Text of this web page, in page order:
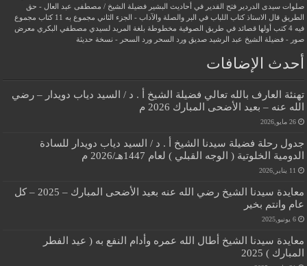
صلوات سيدى الدردير فتح القدير في أحاديث البشير فضيلة الشيخ / مصطفى عبد العال - حق
الطريق
قال الاستاذ كتاب اللباب في البر والصلة والآداب - الجزء الثاني مجموع به 11 كتاب
مجموع
فيه 4 كتب أولها قصائد في طريق الصوفية
مخطوطة بلغة المريد لسيدي مصطفي البكري معرض
صور - فضيلة الشيخ عبد الرشيد صديق
ورد السحر ورد السحر - نسخة حديثة
أحدث الإضافات
تهنئة العارف بالله تعالي فضيلة الشيخ أ . د / السيد دياب دويدار – رضي
الله عنه – بعيد الأضحى المبارك 2026 م
26 مايو,2026
جدول رحلة فضيلة سيدنا الشيخ أ . د / السيد دياب دويدار للسادة
الدومية الخلوتية ( الوجه القبلي ) لعام 1447هـ/2026 م
11 يناير,2026
معايدة سيدنا الشيخ رضي الله عنه بعيد الأضحى المبارك – 2025 – كل
عام وانتم بخير
6 يونيو,2025
معايدة سيدنا الشيخ أطال الله عمره وأدام النفع به ( عيد الفطر
المبارك ) 2025